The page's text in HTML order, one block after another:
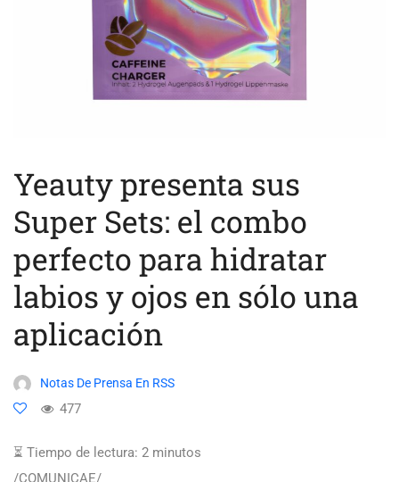
Yeauty presenta sus
Super Sets: el combo
perfecto para hidratar
labios y ojos en sólo una
aplicación
Notas De Prensa En RSS
477
⏳ Tiempo de lectura: 2 minutos
/COMUNICAE/